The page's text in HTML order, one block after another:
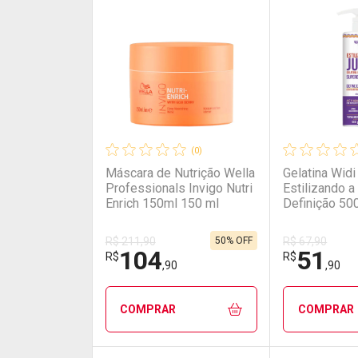
Ativar Desconto
Comprar sem Desconto
Comprar sem Desconto
Ativar
Comprar
Comprar
(0)
Máscara de Nutrição Wella
Professionals Invigo Nutri
Enrich 150ml 150 ml
R$ 211,90
R$104,90
50% OFF
COMPRAR
Gelatina
Estilizando
Definição
R$ 67,90
R$51,90
COMPRAR